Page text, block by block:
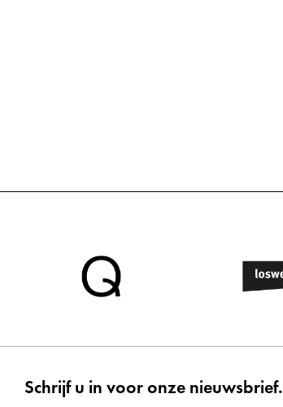
Schrijf u in voor onze nieuwsbrief.